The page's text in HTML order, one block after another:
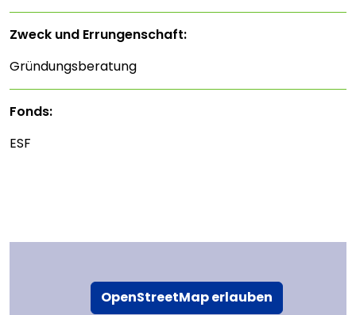
OpenStreetMap erlauben
Zweck und Errungenschaft:
Gründungsberatung
Fonds:
ESF